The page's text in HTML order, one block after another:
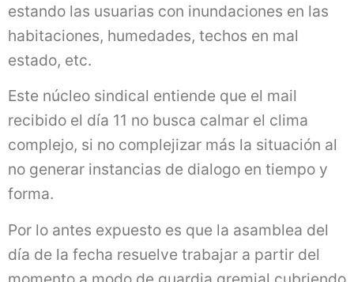
estando las usuarias con inundaciones en las
habitaciones, humedades, techos en mal
estado, etc.
Este núcleo sindical entiende que el mail
recibido el día 11 no busca calmar el clima
complejo, si no complejizar más la situación al
no generar instancias de dialogo en tiempo y
forma.
Por lo antes expuesto es que la asamblea del
día de la fecha resuelve trabajar a partir del